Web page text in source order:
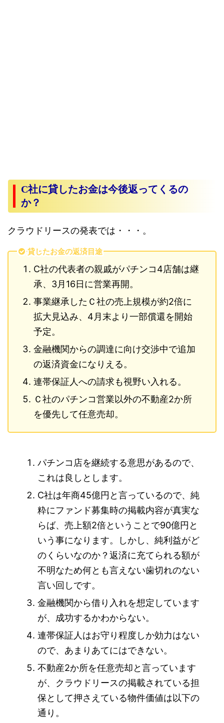
C社に貸したお金は今後返ってくるの
か？
クラウドリースの発表では・・・。
貸したお金の返済目途
C社の代表者の親戚がパチンコ4店舗は継
承、3月16日に営業再開。
事業継承したＣ社の売上規模が約2倍に
拡大見込み、4月末より一部償還を開始
予定。
金融機関からの調達に向け交渉中で追加
の返済資金になりえる。
連帯保証人への請求も視野い入れる。
Ｃ社のパチンコ営業以外の不動産2か所
を優先して任意売却。
パチンコ店を継続する意思があるので、
これは良しとします。
C社は年商45億円と言っているので、純
粋にファンド募集時の掲載内容が真実な
らば、売上額2倍ということで90億円と
いう事になります。しかし、純利益がど
のくらいなのか？返済に充てられる額が
不明なため何とも言えない歯切れのない
言い回しです。
金融機関から借り入れを想定しています
が、成功するかわからない。
連帯保証人はお守り程度しか効力はない
ので、あまりあてにはできない。
不動産2か所を任意売却と言っています
が、クラウドリースの掲載されている担
保として押さえている物件価値は以下の
通り。